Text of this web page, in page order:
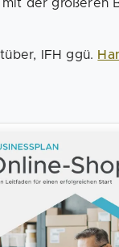
mit der größeren
IFH ggü.